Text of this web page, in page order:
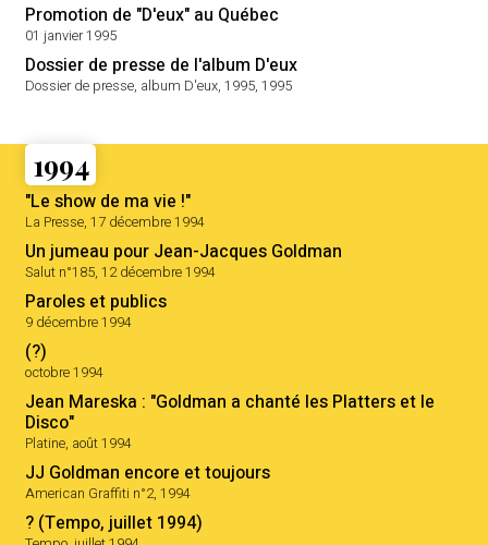
Promotion de "D'eux" au Québec
01 janvier 1995
Dossier de presse de l'album D'eux
Dossier de presse, album D'eux, 1995, 1995
1994
"Le show de ma vie !"
La Presse, 17 décembre 1994
Un jumeau pour Jean-Jacques Goldman
Salut n°185, 12 décembre 1994
Paroles et publics
9 décembre 1994
(?)
octobre 1994
Jean Mareska : "Goldman a chanté les Platters et le
Disco"
Platine, août 1994
JJ Goldman encore et toujours
American Graffiti n°2, 1994
? (Tempo, juillet 1994)